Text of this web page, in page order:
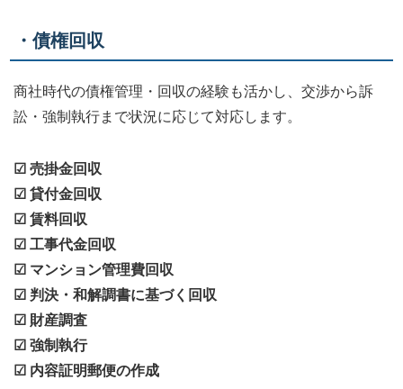
・債権回収
商社時代の債権管理・回収の経験も活かし、交渉から訴
訟・強制執行まで状況に応じて対応します。
☑ 売掛金回収
☑ 貸付金回収
☑ 賃料回収
☑ 工事代金回収
☑ マンション管理費回収
☑ 判決・和解調書に基づく回収
☑ 財産調査
☑ 強制執行
☑ 内容証明郵便の作成